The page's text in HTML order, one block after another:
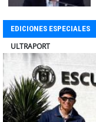
EDICIONES ESPECIALES
BANCO DE CHILE